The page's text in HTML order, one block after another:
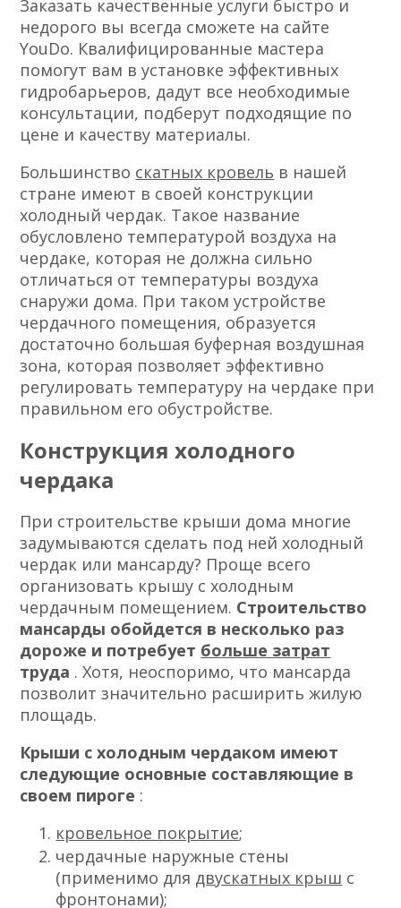
Заказать качественные услуги быстро и
недорого вы всегда сможете на сайте
YouDo. Квалифицированные мастера
помогут вам в установке эффективных
гидробарьеров, дадут все необходимые
консультации, подберут подходящие по
цене и качеству материалы.
Большинство скатных кровель в нашей
стране имеют в своей конструкции
холодный чердак. Такое название
обусловлено температурой воздуха на
чердаке, которая не должна сильно
отличаться от температуры воздуха
снаружи дома. При таком устройстве
чердачного помещения, образуется
достаточно большая буферная воздушная
зона, которая позволяет эффективно
регулировать температуру на чердаке при
правильном его обустройстве.
Конструкция холодного
чердака
При строительстве крыши дома многие
задумываются сделать под ней холодный
чердак или мансарду? Проще всего
организовать крышу с холодным
чердачным помещением. Строительство
мансарды обойдется в несколько раз
дороже и потребует больше затрат
труда . Хотя, неоспоримо, что мансарда
позволит значительно расширить жилую
площадь.
Крыши с холодным чердаком имеют
следующие основные составляющие в
своем пироге :
кровельное покрытие;
чердачные наружные стены
(применимо для двускатных крыш с
фронтонами);